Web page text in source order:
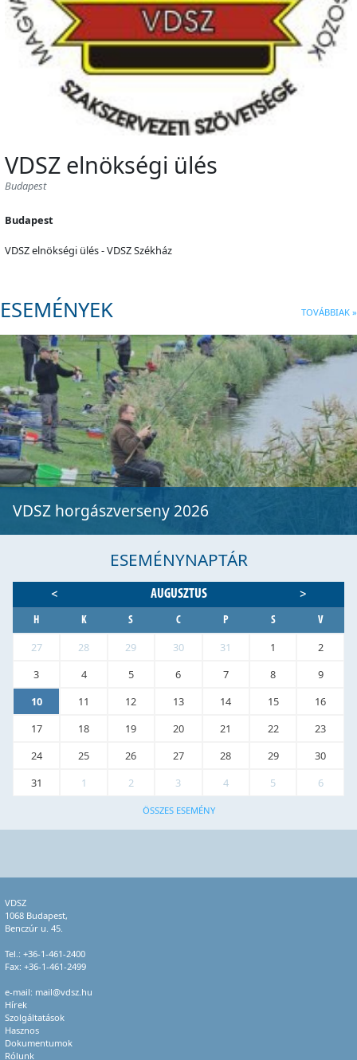
VDSZ elnökségi ülés
Budapest
Budapest
VDSZ elnökségi ülés - VDSZ Székház
ESEMÉNYEK TOVÁBBIAK »
VDSZ horgászverseny 2026
ESEMÉNYNAPTÁR
< AUGUSZTUS >
H K S C P S V
27 28 29 30 31 1
2
3
4 5 6 7 8
9
10
11 12 13 14 15
16
17
18 19 20 21 22
23
24
25 26 27 28 29
30
31
1 2 3 4 5 6
ÖSSZES ESEMÉNY
VDSZ
1068 Budapest,
Benczúr u. 45.
Tel.: +36-1-461-2400
Fax: +36-1-461-2499
e-mail: mail@vdsz.hu
Hírek
Szolgáltatások
Hasznos
Dokumentumok
Rólunk